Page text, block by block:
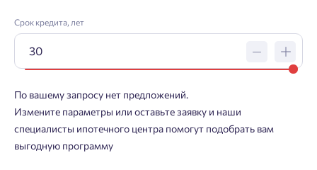
Срок кредита, лет
По вашему запросу нет предложений.
Измените параметры или оставьте заявку и наши
специалисты ипотечного центра помогут подобрать вам
выгодную программу
Пожалуйста, оставьте ваши контакты и мы вам
Проект